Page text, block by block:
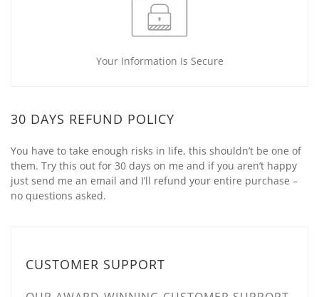
Your Information Is Secure
30 DAYS REFUND POLICY
You have to take enough risks in life, this shouldn’t be one of
them. Try this out for 30 days on me and if you aren’t happy
just send me an email and I’ll refund your entire purchase –
no questions asked.
CUSTOMER SUPPORT